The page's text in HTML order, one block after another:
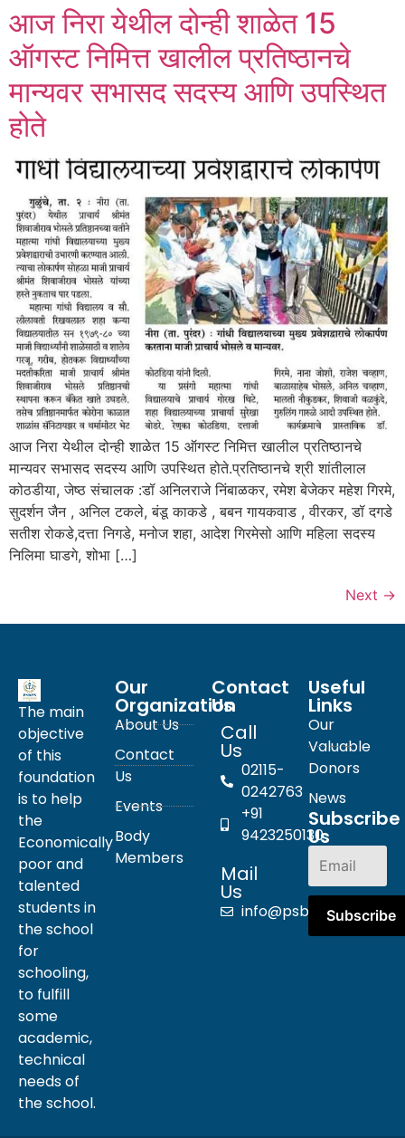
आज निरा येथील दोन्ही शाळेत 15
ऑगस्ट निमित्त खालील प्रतिष्ठानचे
मान्यवर सभासद सदस्य आणि उपस्थित
होते
आज निरा येथील दोन्ही शाळेत 15 ऑगस्ट निमित्त खालील प्रतिष्ठानचे
मान्यवर सभासद सदस्य आणि उपस्थित होते.प्रतिष्ठानचे श्री शांतीलाल
कोठडीया, जेष्ठ संचालक :डॉ अनिलराजे निंबाळकर, रमेश बेजेकर महेश गिरमे,
सुदर्शन जैन , अनिल टकले, बंडू काकडे , बबन गायकवाड , वीरकर, डॉ दगडे
सतीश रोकडे,दत्ता निगडे, मनोज शहा, आदेश गिरमेसो आणि महिला सदस्य
निलिमा घाडगे, शोभा […]
Next →
The main
objective
of this
foundation
is to help
the
Economically
poor and
talented
students in
the school
for
schooling,
to fulfill
some
academic,
technical
needs of
the school.
Our
Organization
About Us
Contact
Us
Events
Body
Members
Contact
Us
Call
Us
02115-
0242763
+91
9423250130
Mail
Us
info@psbpn.com
Useful
Links
Our
Valuable
Donors
News
Subscribe
Us